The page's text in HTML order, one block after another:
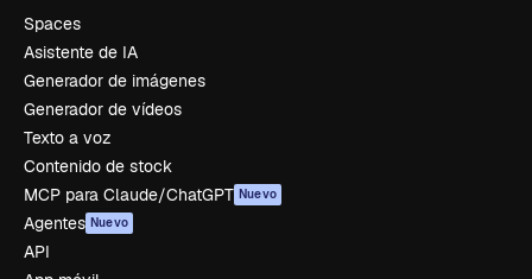
Spaces
Asistente de IA
Generador de imágenes
Generador de vídeos
Texto a voz
Contenido de stock
MCP para Claude/ChatGPT Nuevo
Agentes Nuevo
API